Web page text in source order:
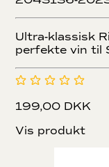
Ultra-klassisk
perfekte vin til
199,00 DKK
Vis produkt